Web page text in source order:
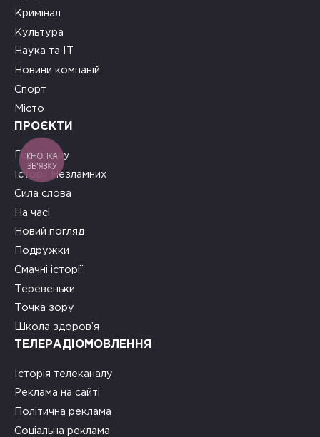
Кримінал
Культура
Наука та ІТ
Новини компаній
Спорт
Місто
ПРОЄКТИ
Герої тилу
Історії Незламних
Сила слова
На часі
Новий погляд
Подружки
Смачні історії
Теревеньки
Точка зору
Школа здоров’я
ТЕЛЕРАДІОМОВЛЕННЯ
Історія телеканалу
Реклама на сайті
Політична реклама
Соціальна реклама
КНОПКА
ЗВ'ЯЗКУ